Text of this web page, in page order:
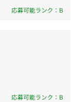
ジニアが在
に力を入れ
アが、プ
。自動車開
ことも多
環境です。
のコアメン
応募可能ランク：B
応募可能ランク：B